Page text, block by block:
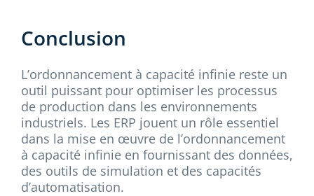
Conclusion
L’ordonnancement à capacité infinie reste un
outil puissant pour optimiser les processus
de production dans les environnements
industriels. Les ERP jouent un rôle essentiel
dans la mise en œuvre de l’ordonnancement
à capacité infinie en fournissant des données,
des outils de simulation et des capacités
d’automatisation.